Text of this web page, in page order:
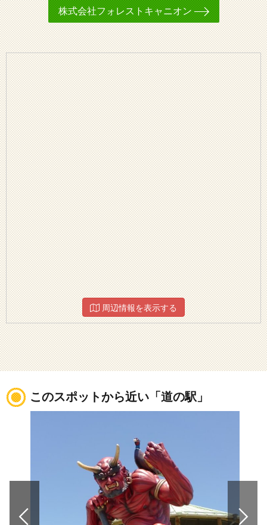
株式会社フォレストキャニオン
周辺情報を表示する
このスポットから近い「道の駅」